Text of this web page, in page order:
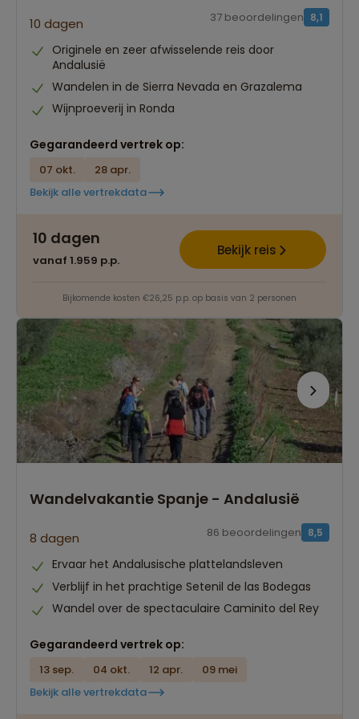
10 dagen 8,1
37 beoordelingen
Originele en zeer afwisselende reis door
Andalusië
Wandelen in de Sierra Nevada en Grazalema
Wijnproeverij in Ronda
Gegarandeerd vertrek op:
07 okt.
28 apr.
Bekijk alle vertrekdata
10 dagen
vanaf 1.959 p.p.
Bekijk reis
Bijkomende kosten €26,25 p.p. op basis van 2 personen
Wandelvakantie Spanje - Andalusië
8 dagen 8,5
86 beoordelingen
Ervaar het Andalusische plattelandsleven
Verblijf in het prachtige Setenil de las Bodegas
Wandel over de spectaculaire Caminito del Rey
Gegarandeerd vertrek op:
13 sep. 04 okt. 12 apr.
09 mei
Bekijk alle vertrekdata